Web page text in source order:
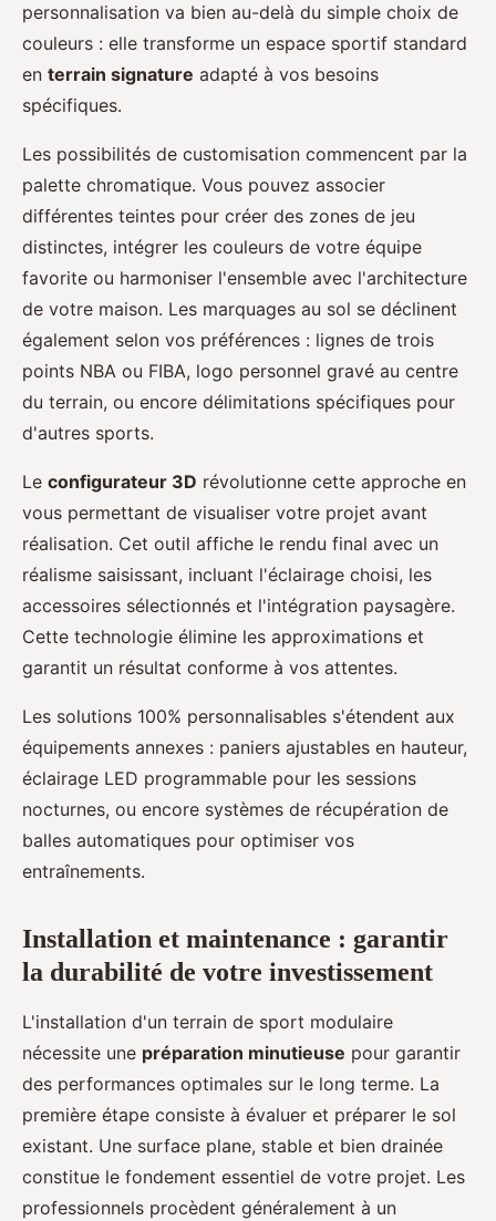
personnalisation va bien au-delà du simple choix de
couleurs : elle transforme un espace sportif standard
en terrain signature adapté à vos besoins
spécifiques.
Les possibilités de customisation commencent par la
palette chromatique. Vous pouvez associer
différentes teintes pour créer des zones de jeu
distinctes, intégrer les couleurs de votre équipe
favorite ou harmoniser l'ensemble avec l'architecture
de votre maison. Les marquages au sol se déclinent
également selon vos préférences : lignes de trois
points NBA ou FIBA, logo personnel gravé au centre
du terrain, ou encore délimitations spécifiques pour
d'autres sports.
Le configurateur 3D révolutionne cette approche en
vous permettant de visualiser votre projet avant
réalisation. Cet outil affiche le rendu final avec un
réalisme saisissant, incluant l'éclairage choisi, les
accessoires sélectionnés et l'intégration paysagère.
Cette technologie élimine les approximations et
garantit un résultat conforme à vos attentes.
Les solutions 100% personnalisables s'étendent aux
équipements annexes : paniers ajustables en hauteur,
éclairage LED programmable pour les sessions
nocturnes, ou encore systèmes de récupération de
balles automatiques pour optimiser vos
entraînements.
Installation et maintenance : garantir
la durabilité de votre investissement
L'installation d'un terrain de sport modulaire
nécessite une préparation minutieuse pour garantir
des performances optimales sur le long terme. La
première étape consiste à évaluer et préparer le sol
existant. Une surface plane, stable et bien drainée
constitue le fondement essentiel de votre projet. Les
professionnels procèdent généralement à un